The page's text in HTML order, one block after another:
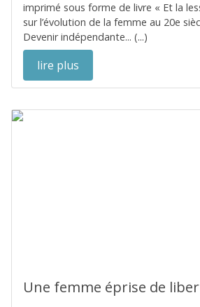
imprimé sous forme de livre « Et la
sur l’évolution de la femme au 20e
Devenir indépendante... (...)
lire plus
Une femme éprise de